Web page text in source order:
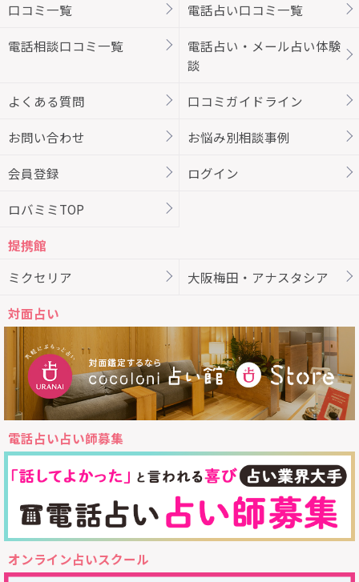
口コミ一覧 電話占い口コミ一覧
電話相談口コミ一覧
電話占い・メール占い体験
談
よくある質問 口コミガイドライン
お問い合わせ お悩み別相談事例
会員登録 ログイン
ロバミミTOP
提携館
ミクセリア
大阪梅田・アナスタシア
対面占い
電話占い占い師募集
オンライン占いスクール